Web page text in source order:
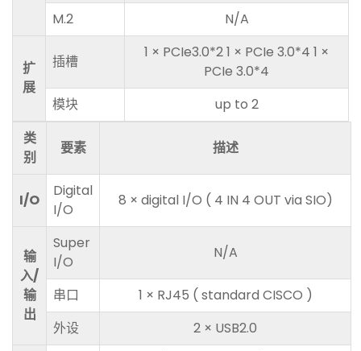
M.2 N/A
扩
展
插槽
1 × PCIe3.0*2 1 × PCIe 3.0*4 1 ×
PCIe 3.0*4
模块
up to 2
类
别
要素 描述
I/O
Digital
I/O
8 × digital I/O ( 4 IN 4 OUT via SIO)
输
入/
输
出
Super
I/O
N/A
串口
1 × RJ45 ( standard CISCO )
外设
2 × USB2.0